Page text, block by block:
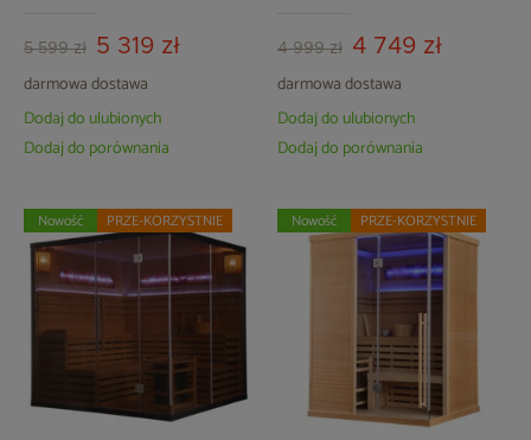
5 599 zł 5 319 zł
darmowa dostawa
Dodaj do ulubionych
Dodaj do porównania
4 999 zł 4 749 zł
darmowa dostawa
Dodaj do ulubionych
Dodaj do porównania
Nowość PRZE-KORZYSTNIE Nowość PRZE-KORZYSTNIE